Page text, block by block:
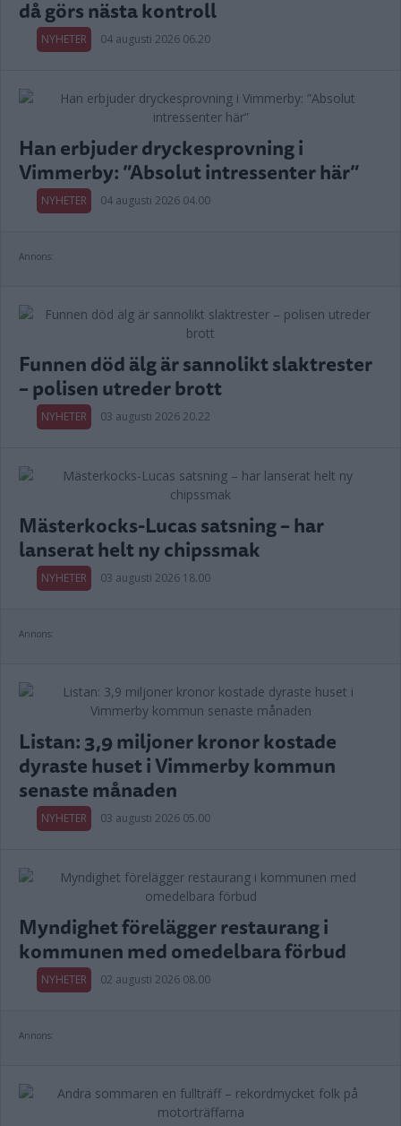
då görs nästa kontroll
NYHETER 04 augusti 2026 06.20
Han erbjuder dryckesprovning i
Vimmerby: ”Absolut intressenter här”
NYHETER 04 augusti 2026 04.00
Annons:
Funnen död älg är sannolikt slaktrester
– polisen utreder brott
NYHETER 03 augusti 2026 20.22
Mästerkocks-Lucas satsning – har
lanserat helt ny chipssmak
NYHETER 03 augusti 2026 18.00
Annons:
Listan: 3,9 miljoner kronor kostade
dyraste huset i Vimmerby kommun
senaste månaden
NYHETER 03 augusti 2026 05.00
Myndighet förelägger restaurang i
kommunen med omedelbara förbud
NYHETER 02 augusti 2026 08.00
Annons: